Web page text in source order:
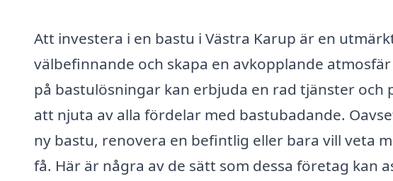
Att investera i en bastu i Västra Karup är en
välbefinnande och skapa en avkopplande
på bastulösningar kan erbjuda en rad tjänster
att njuta av alla fördelar med bastubadande.
ny bastu, renovera en befintlig eller bara vill veta
få. Här är några av de sätt som dessa företag kan